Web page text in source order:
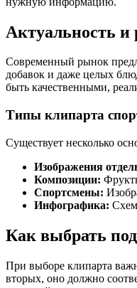
Актуальность и
Современный рынок
добавок и даже целых
быть качественными,
Типы клипарта
Существует несколько
Изображения
Композиции:
Спортсмены:
Инфографика:
Как выбрать
При выборе клипарта
вторых, оно должно